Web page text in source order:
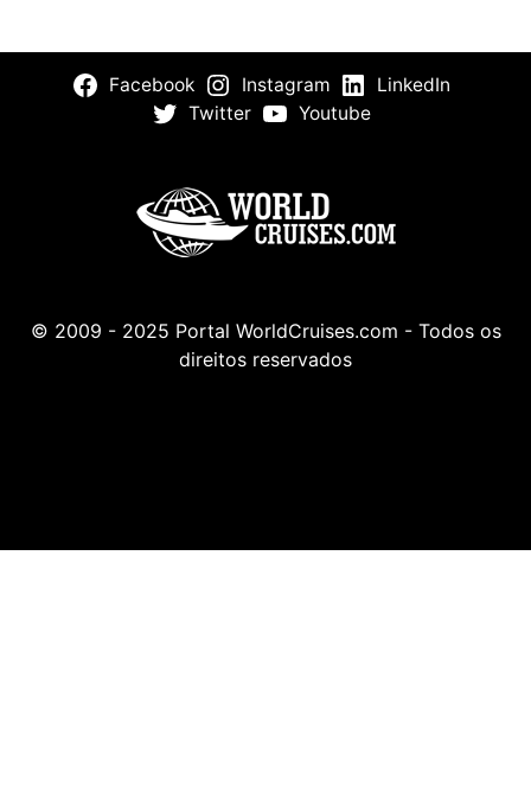
Facebook Instagram
LinkedIn
Twitter
Youtube
© 2009 - 2025 Portal WorldCruises.com - Todos os
direitos reservados